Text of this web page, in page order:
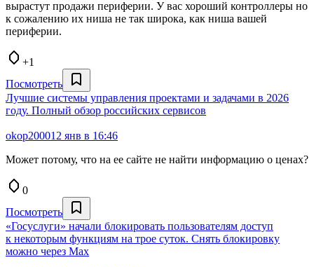
вырастут продажи периферии. У вас хороший контроллеры но
к сожалению их ниша не так широка, как ниша вашей
периферии.
+1
Посмотреть
Лучшие системы управления проектами и задачами в 2026
году. Полный обзор российских сервисов
okop200012 янв в 16:46
Может потому, что на ее сайте не найти информацию о ценах?
0
Посмотреть
«Госуслуги» начали блокировать пользователям доступ
к некоторым функциям на трое суток. Снять блокировку
можно через Max